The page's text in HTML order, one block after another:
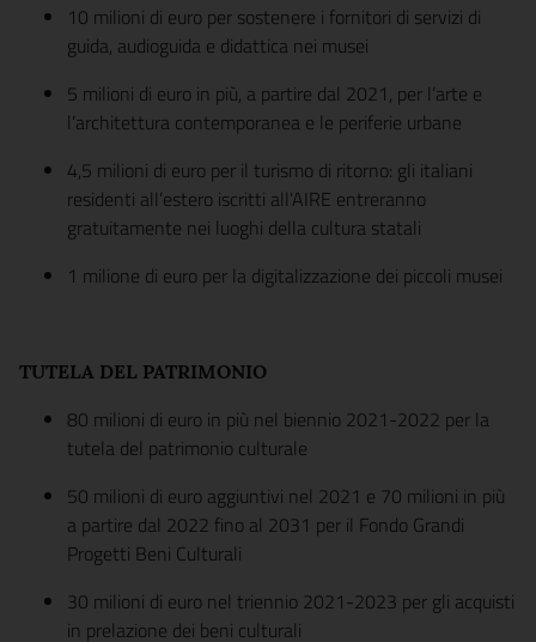
10 milioni di euro per sostenere i fornitori di servizi di
guida, audioguida e didattica nei musei
5 milioni di euro in più, a partire dal 2021, per l’arte e
l’architettura contemporanea e le periferie urbane
4,5 milioni di euro per il turismo di ritorno: gli italiani
residenti all’estero iscritti all’AIRE entreranno
gratuitamente nei luoghi della cultura statali
1 milione di euro per la digitalizzazione dei piccoli musei
TUTELA DEL PATRIMONIO
80 milioni di euro in più nel biennio 2021-2022 per la
tutela del patrimonio culturale
50 milioni di euro aggiuntivi nel 2021 e 70 milioni in più
a partire dal 2022 fino al 2031 per il Fondo Grandi
Progetti Beni Culturali
30 milioni di euro nel triennio 2021-2023 per gli acquisti
in prelazione dei beni culturali